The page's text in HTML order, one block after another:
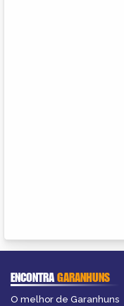
ENCONTRAGARANHUNS
O melhor de Garanhuns